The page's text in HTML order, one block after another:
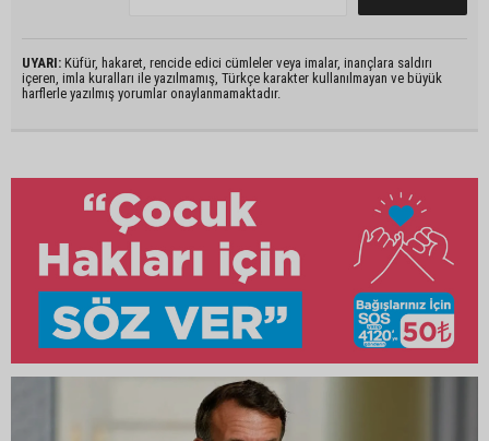
UYARI: Küfür, hakaret, rencide edici cümleler veya imalar, inançlara saldırı
içeren, imla kuralları ile yazılmamış, Türkçe karakter kullanılmayan ve büyük
harflerle yazılmış yorumlar onaylanmamaktadır.